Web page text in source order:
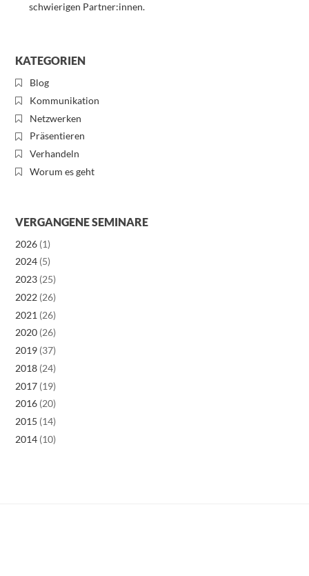
schwierigen Partner:innen.
KATEGORIEN
Blog
Kommunikation
Netzwerken
Präsentieren
Verhandeln
Worum es geht
VERGANGENE SEMINARE
2026 (1)
2024 (5)
2023 (25)
2022 (26)
2021 (26)
2020 (26)
2019 (37)
2018 (24)
2017 (19)
2016 (20)
2015 (14)
2014 (10)